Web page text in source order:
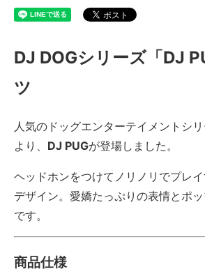
DJ DOGシリーズ「DJ
ツ
人気のドッグエンターテイメントシ
より、 DJ PUGが登場しました。
ヘッドホンをつけてノリノリでプレ
デザイン。愛嬌たっぷりの表情とポ
です。
商品仕様